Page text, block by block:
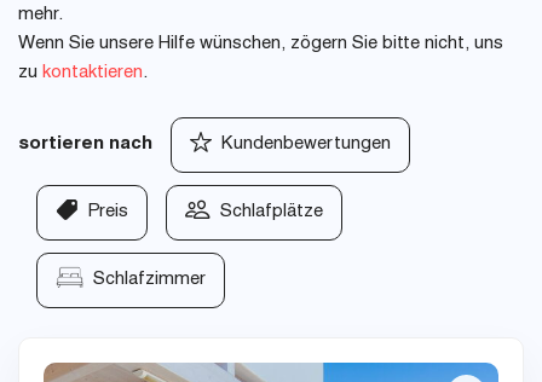
mehr.
Wenn Sie unsere Hilfe wünschen, zögern Sie bitte nicht, uns
zu kontaktieren.
sortieren nach Kundenbewertungen
Preis Schlafplätze
Schlafzimmer